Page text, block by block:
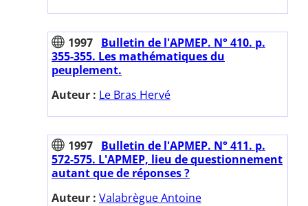
1997 Bulletin de l'APMEP. N° 410. p.
355-355. Les mathématiques du
peuplement.
Auteur : Le Bras Hervé
1997 Bulletin de l'APMEP. N° 411. p.
572-575. L'APMEP, lieu de questionnement
autant que de réponses ?
Auteur : Valabrègue Antoine